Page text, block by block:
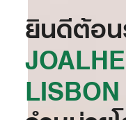
ยินดีต้อ
LISBON‬